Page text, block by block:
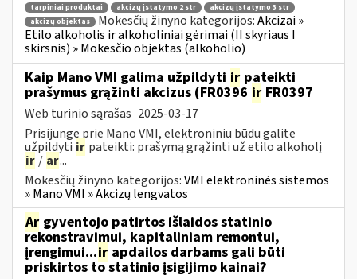
tarpiniai produktai
akcizų įstatymo 2 str
akcizų įstatymo 3 str
akcizų objektas
Mokesčių žinyno kategorijos:Akcizai »
Etilo alkoholis ir alkoholiniai gėrimai (II skyriaus I
skirsnis) » Mokesčio objektas (alkoholio)
Kaip Mano VMI galima užpildyti ir pateikti
prašymus grąžinti akcizus (FR0396 ir FR0397
Web turinio sąrašas 2025-03-17
Prisijungę prie Mano VMI, elektroniniu būdu galite
užpildyti ir pateikti: prašymą grąžinti už etilo alkoholį
ir / ar...
Mokesčių žinyno kategorijos:VMI elektroninės sistemos
» Mano VMI » Akcizų lengvatos
Ar gyventojo patirtos išlaidos statinio
rekonstravimui, kapitaliniam remontui,
įrengimui...ir apdailos darbams gali būti
priskirtos to statinio įsigijimo kainai?